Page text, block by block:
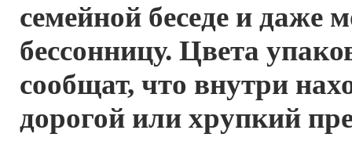
семейной беседе и даже
бессонницу. Цвета
сообщат, что внутри
дорогой или хрупкий